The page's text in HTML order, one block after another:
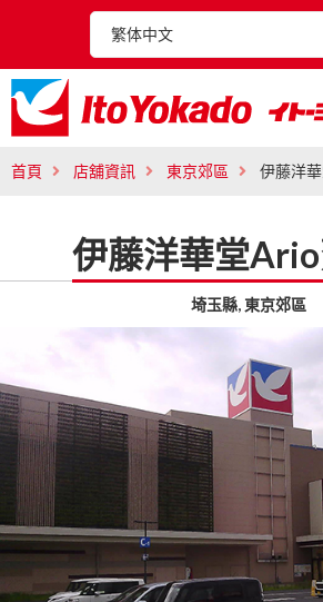
繁体中文
首頁 店舖資訊 東京郊區 伊藤洋
伊藤洋華堂
埼玉縣, 東京郊區